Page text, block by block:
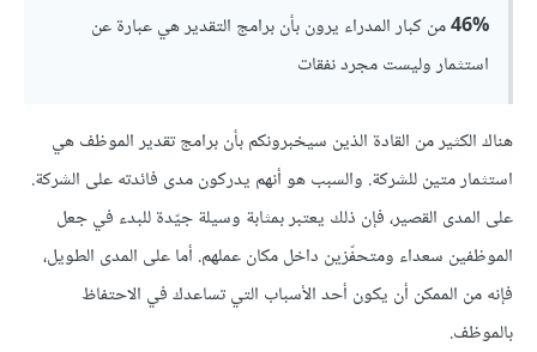
46%من كبار المدراء يرون بأن برامج التقدير هي عبارة عن
استثمار وليست مجرد نفقات
هناك الكثير من القادة الذين سيخبرونكم بأن برامج تقدير الموظف هي
استثمار متين للشركة. والسبب هو أنهم يدركون مدى فائدته على الشركة.
على المدى القصير، فإن ذلك يعتبر بمثابة وسيلة جيّدة للبدء في جعل
الموظفين سعداء ومتحفّزين داخل مكان عملهم. أما على المدى الطويل،
فإنه من الممكن أن يكون أحد الأسباب التي تساعدك في الاحتفاظ
بالموظف.